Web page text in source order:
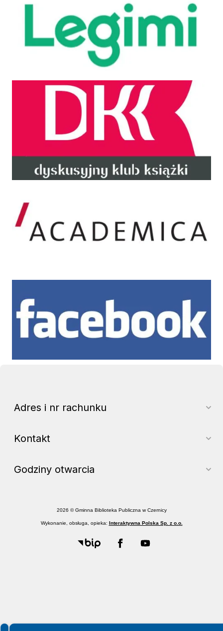
Adres i nr rachunku
Kontakt
Godziny otwarcia
2026 © Gminna Biblioteka Publiczna w Czernicy
Wykonanie, obsługa, opieka: Interaktywna Polska Sp. z o.o.
Spełniamy standardy WCAG 2.2
Spełniamy standardy W3C